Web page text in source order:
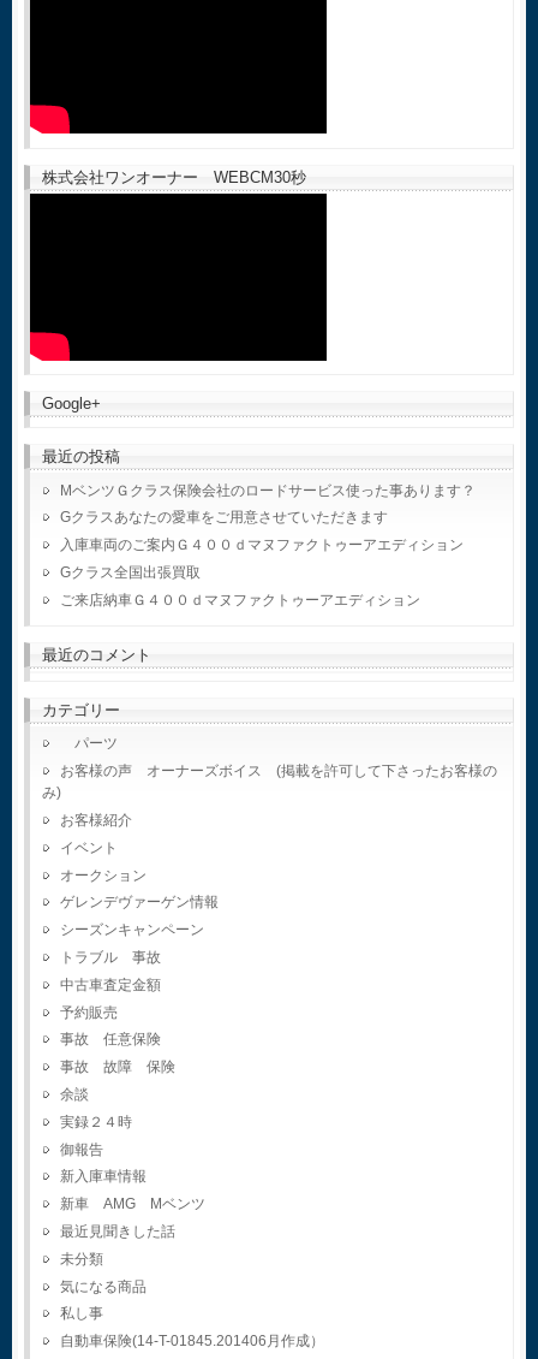
株式会社ワンオーナー WEBCM30秒
Google+
最近の投稿
MベンツＧクラス保険会社のロードサービス使った事あります？
Gクラスあなたの愛車をご用意させていただきます
入庫車両のご案内Ｇ４００ｄマヌファクトゥーアエディション
Gクラス全国出張買取
ご来店納車Ｇ４００ｄマヌファクトゥーアエディション
最近のコメント
カテゴリー
パーツ
お客様の声 オーナーズボイス (掲載を許可して下さったお客様の
み)
お客様紹介
イベント
オークション
ゲレンデヴァーゲン情報
シーズンキャンペーン
トラブル 事故
中古車査定金額
予約販売
事故 任意保険
事故 故障 保険
余談
実録２４時
御報告
新入庫車情報
新車 AMG Mベンツ
最近見聞きした話
未分類
気になる商品
私し事
自動車保険(14-T-01845.201406月作成）